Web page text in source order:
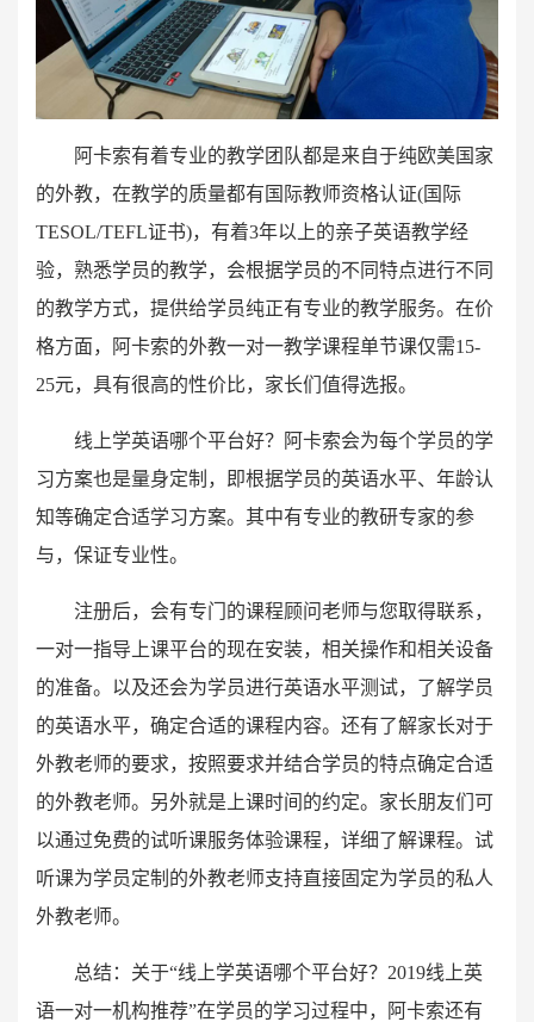
阿卡索有着专业的教学团队都是来自于纯欧美国家
的外教，在教学的质量都有国际教师资格认证(国际
TESOL/TEFL证书)，有着3年以上的亲子英语教学经
验，熟悉学员的教学，会根据学员的不同特点进行不同
的教学方式，提供给学员纯正有专业的教学服务。在价
格方面，阿卡索的外教一对一教学课程单节课仅需15-
25元，具有很高的性价比，家长们值得选报。
线上学英语哪个平台好？阿卡索会为每个学员的学
习方案也是量身定制，即根据学员的英语水平、年龄认
知等确定合适学习方案。其中有专业的教研专家的参
与，保证专业性。
注册后，会有专门的课程顾问老师与您取得联系，
一对一指导上课平台的现在安装，相关操作和相关设备
的准备。以及还会为学员进行英语水平测试，了解学员
的英语水平，确定合适的课程内容。还有了解家长对于
外教老师的要求，按照要求并结合学员的特点确定合适
的外教老师。另外就是上课时间的约定。家长朋友们可
以通过免费的试听课服务体验课程，详细了解课程。试
听课为学员定制的外教老师支持直接固定为学员的私人
外教老师。
总结：关于“线上学英语哪个平台好？2019线上英
语一对一机构推荐”在学员的学习过程中，阿卡索还有